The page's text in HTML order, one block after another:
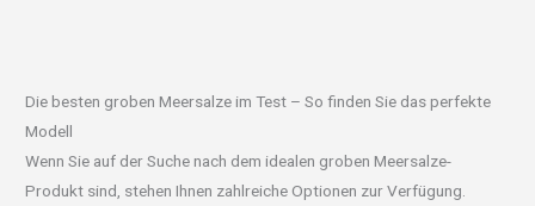
Die besten groben Meersalze im Test – So finden Sie das perfekte
Modell
Wenn Sie auf der Suche nach dem idealen groben Meersalze-
Produkt sind, stehen Ihnen zahlreiche Optionen zur Verfügung.